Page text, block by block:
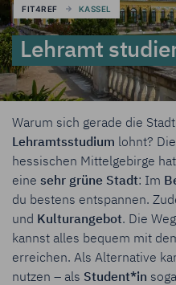
FIT4REF KASSEL
Lehramt
Warum sich gerade die Stadt
Lehramtsstudium lohnt? Die
hessischen Mittelgebirge
eine sehr grüne Stadt: Im
du bestens entspannen.
und Kulturangebot. Die
kannst alles bequem mit
erreichen. Als Alternative
nutzen – als Student*in